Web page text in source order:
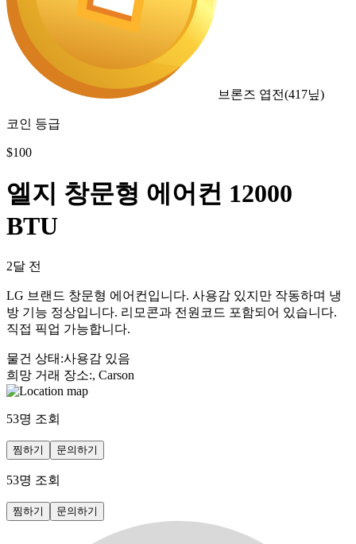
브론즈 엽전(417닢)
코인 등급
$100
엘지 창문형 에어컨 12000
BTU
2달 전
LG 브랜드 창문형 에어컨입니다. 사용감 있지만 작동하며 냉
방 기능 정상입니다. 리모콘과 전원코드 포함되어 있습니다.
직접 픽업 가능합니다.
물건 상태 :사용감 있음
희망 거래 장소:, Carson
53명 조회
찜하기 문의하기
53명 조회
찜하기 문의하기